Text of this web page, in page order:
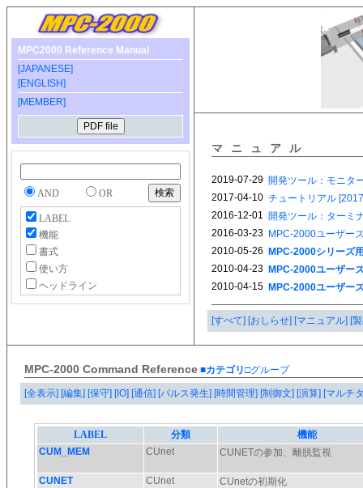
MPC2000 Reference Manual
[JAPANESE]
[ENGLISH]
[MEMBER]
AND OR
LABEL
機能
書式
使い方
ヘッドライン
マニュアル
[すべて] [おしらせ] [マニュアル] [
MPC-2000 Command Reference ■カテゴリ□グループ
[全表示] [編集] [保守] [IO] [通信] [パルス発生] [時間管理] [制御文] [演算] [マルチ